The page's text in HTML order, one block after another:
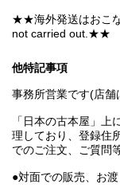
★★海外発送はおこ
not carried out.★★
他特記事項
事務所営業です(店舗
「日本の古本屋」
理しており、登録住
でのご注文、ご質問
●対面での販売、お